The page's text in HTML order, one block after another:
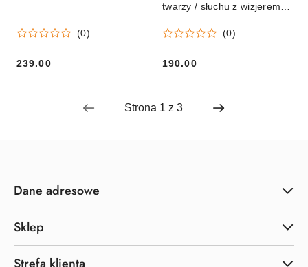
(0)
Cena:
239.00
twarzy / słuchu z wizjerem z
(0)
Cena:
190.00
Dane adresowe
Sklep